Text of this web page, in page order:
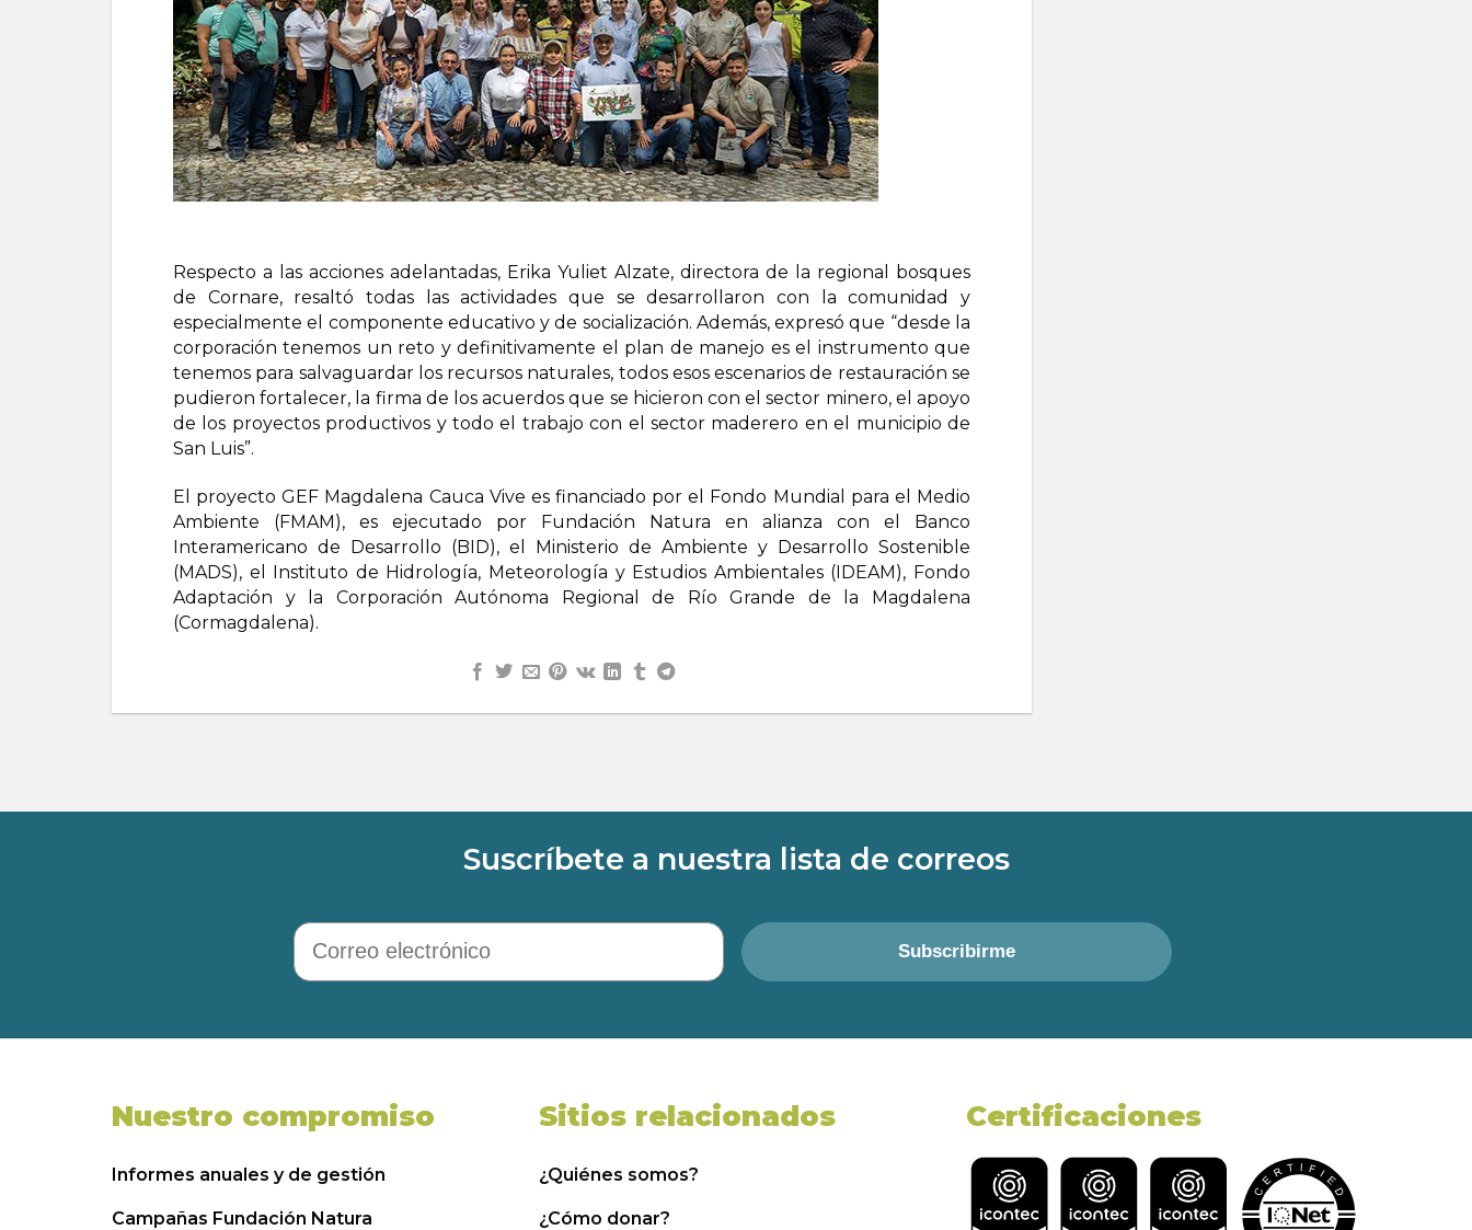
Respecto a las acciones adelantadas, Erika Yuliet Alzate, directora de la regional bosques
de Cornare, resaltó todas las actividades que se desarrollaron con la comunidad y
especialmente el componente educativo y de socialización. Además, expresó que “desde la
corporación tenemos un reto y definitivamente el plan de manejo es el instrumento que
tenemos para salvaguardar los recursos naturales, todos esos escenarios de restauración se
pudieron fortalecer, la firma de los acuerdos que se hicieron con el sector minero, el apoyo
de los proyectos productivos y todo el trabajo con el sector maderero en el municipio de
San Luis”.
El proyecto GEF Magdalena Cauca Vive es financiado por el Fondo Mundial para el Medio
Ambiente (FMAM), es ejecutado por Fundación Natura en alianza con el Banco
Interamericano de Desarrollo (BID), el Ministerio de Ambiente y Desarrollo Sostenible
(MADS), el Instituto de Hidrología, Meteorología y Estudios Ambientales (IDEAM), Fondo
Adaptación y la Corporación Autónoma Regional de Río Grande de la Magdalena
(Cormagdalena).
Suscríbete a nuestra lista de correos
Correo electrónico
Subscribirme
Nuestro compromiso
Informes anuales y de gestión
Campañas Fundación Natura
Sitios relacionados
¿Quiénes somos?
¿Cómo donar?
Certificaciones